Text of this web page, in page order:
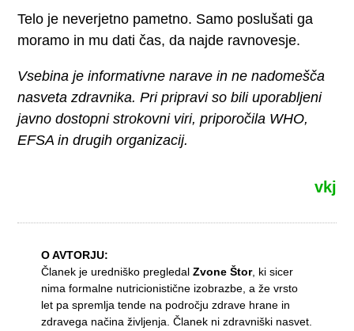
Telo je neverjetno pametno. Samo poslušati ga
moramo in mu dati čas, da najde ravnovesje.
Vsebina je informativne narave in ne nadomešča
nasveta zdravnika. Pri pripravi so bili uporabljeni
javno dostopni strokovni viri, priporočila WHO,
EFSA in drugih organizacij.
vkj
O AVTORJU:
Članek je uredniško pregledalZvone Štor, ki sicer
nima formalne nutricionistične izobrazbe, a že vrsto
let pa spremlja tende na področju zdrave hrane in
zdravega načina življenja. Članek ni zdravniški nasvet.